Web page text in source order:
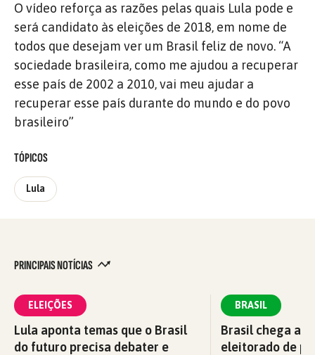
O vídeo reforça as razões pelas quais Lula pode e
será candidato às eleições de 2018, em nome de
todos que desejam ver um Brasil feliz de novo. “A
sociedade brasileira, como me ajudou a recuperar
esse país de 2002 a 2010, vai meu ajudar a
recuperar esse país durante do mundo e do povo
brasileiro”
TÓPICOS
Lula
PRINCIPAIS NOTÍCIAS
ELEIÇÕES
Lula aponta temas que o Brasil
do futuro precisa debater e
BRASIL
Brasil chega a
eleitorado de